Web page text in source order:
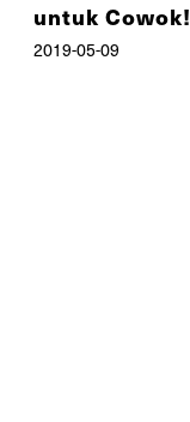
untuk Cowok!
2019-05-09